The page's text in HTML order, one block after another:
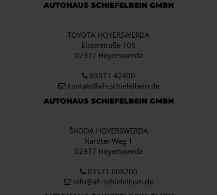
AUTOHAUS SCHIEFELBEIN GMBH
TOYOTA HOYERSWERDA
Elsterstraße 106
02977 Hoyerswerda
03571 42400
kontakt@ah-schiefelbein.de
AUTOHAUS SCHIEFELBEIN GMBH
ŠKODA HOYERSWERDA
Nardter Weg 1
02977 Hoyerswerda
03571 608200
info@ah-schiefelbein.de